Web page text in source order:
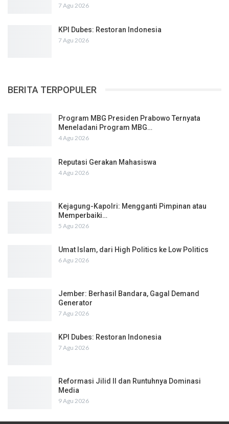
7 Agu 2026
KPI Dubes: Restoran Indonesia
7 Agu 2026
BERITA TERPOPULER
Program MBG Presiden Prabowo Ternyata
Meneladani Program MBG…
4 Agu 2026
Reputasi Gerakan Mahasiswa
4 Agu 2026
Kejagung-Kapolri: Mengganti Pimpinan atau
Memperbaiki…
5 Agu 2026
Umat Islam, dari High Politics ke Low Politics
6 Agu 2026
Jember: Berhasil Bandara, Gagal Demand
Generator
7 Agu 2026
KPI Dubes: Restoran Indonesia
7 Agu 2026
Reformasi Jilid II dan Runtuhnya Dominasi
Media
9 Agu 2026